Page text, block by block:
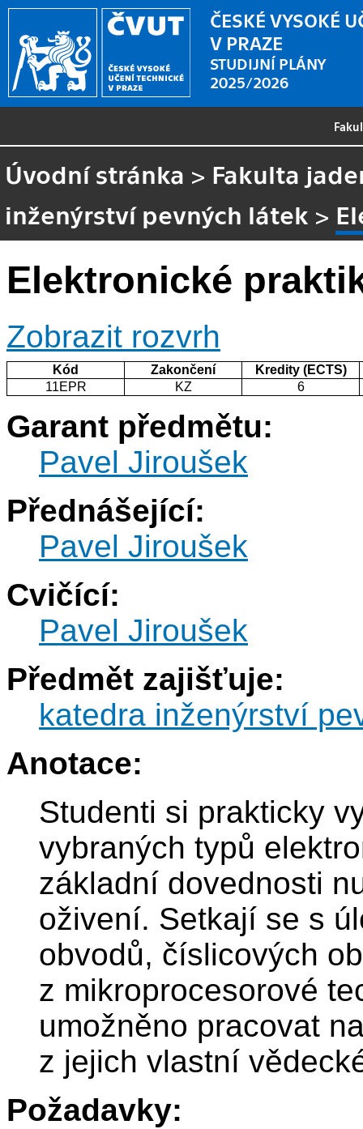
ČESKÉ VYSOKÉ
V PRAZE
STUDIJNÍ PLÁNY
2025/2026
Úvodní stránka > Fakulta
inženýrství pevných látek >
Elektronické
Zobrazit rozvrh
Kód Zakončení
Kredity (ECTS)
11EPR
KZ 6
Garant předmětu:
Pavel Jiroušek
Přednášející:
Pavel Jiroušek
Cvičící:
Pavel Jiroušek
Předmět zajišťuje:
katedra inženýrství
Anotace:
Studenti si prakticky
vybraných typů
základní dovednosti
oživení. Setkají se s
obvodů, číslicových
z mikroprocesorové
umožněno pracovat
z jejich vlastní
Požadavky: